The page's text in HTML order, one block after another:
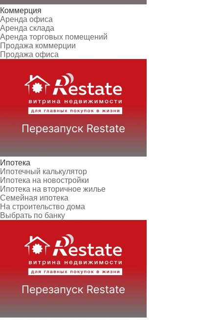
Коммерция
Аренда офиса
Аренда склада
Аренда торговых помещений
Продажа коммерции
Продажа офиса
Ипотека
Ипотечный калькулятор
Ипотека на новостройки
Ипотека на вторичное жилье
Семейная ипотека
На строительство дома
Выбрать по банку